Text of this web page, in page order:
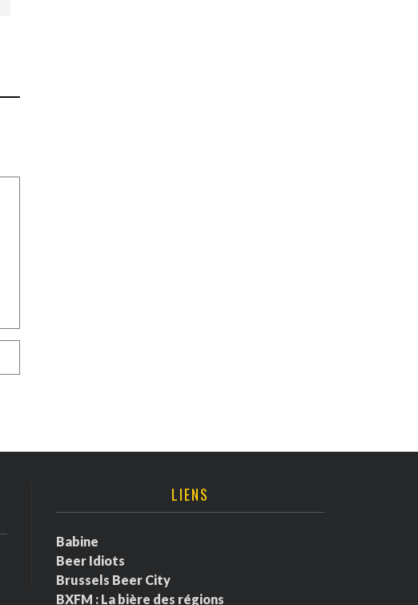
LIENS
Babine
Beer Idiots
Brussels Beer City
BXFM : La bière des régions